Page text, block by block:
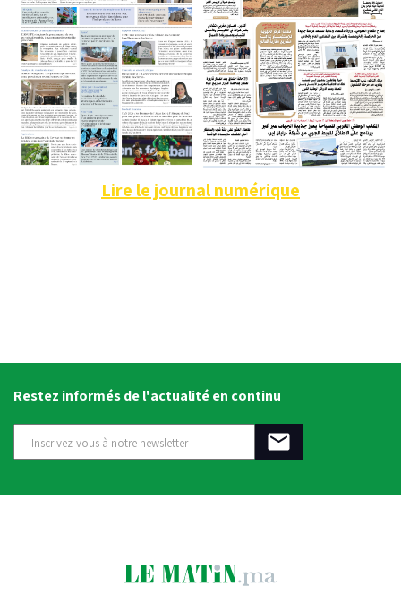
Lire le journal numérique
Restez informés de l'actualité en continu